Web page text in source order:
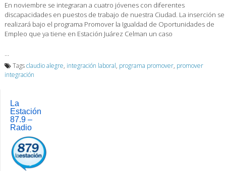
En noviembre se integraran a cuatro jóvenes con diferentes
discapacidades en puestos de trabajo de nuestra Ciudad. La inserción se
realizará bajo el programa Promover la Igualdad de Oportunidades de
Empleo que ya tiene en Estación Juárez Celman un caso
…
Tagsclaudio alegre, integración laboral, programa promover, promover
integración
La
Estación
87.9 –
Radio